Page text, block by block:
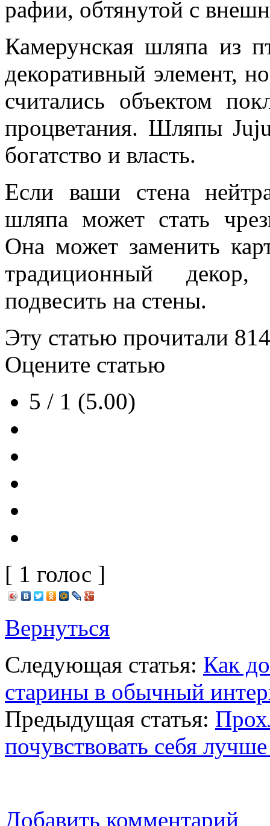
рафии, обтянутой с
Камерунская шляпа из
декоративный элемент,
считались объектом
процветания. Шляпы
богатство и власть.
Если ваши стена
шляпа может стать
Она может заменить
традиционный
подвесить на стены.
Эту статью прочитали
Оцените статью
5 / 1 (5.00)
[ 1 голос ]
Вернуться
Следующая статья: Как
старины в обычный
Предыдущая статья:
почувствовать себя
Добавить комментарий